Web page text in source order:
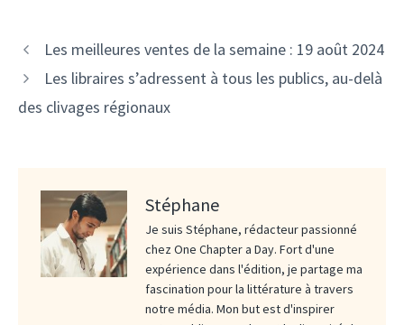
Les meilleures ventes de la semaine : 19 août 2024
Les libraires s’adressent à tous les publics, au-delà
des clivages régionaux
Stéphane
Je suis Stéphane, rédacteur passionné
chez One Chapter a Day. Fort d'une
expérience dans l'édition, je partage ma
fascination pour la littérature à travers
notre média. Mon but est d'inspirer